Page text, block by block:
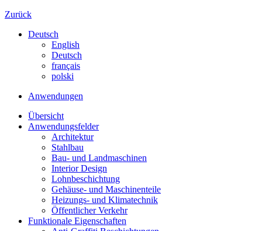
Zurück
Deutsch
English
Deutsch
français
polski
Anwendungen
Übersicht
Anwendungsfelder
Architektur
Stahlbau
Bau- und Landmaschinen
Interior Design
Lohnbeschichtung
Gehäuse- und Maschinenteile
Heizungs- und Klimatechnik
Öffentlicher Verkehr
Funktionale Eigenschaften